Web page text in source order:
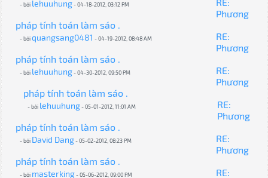
- bởi lehuuhung- 04-18-2012, 03:12 PM
RE:
Phương
pháp tính toán làm sáo .
- bởiquangsang0481 - 04-19-2012, 08:48 AM
RE:
Phương
pháp tính toán làm sáo .
- bởi lehuuhung- 04-30-2012, 09:50 PM
RE:
Phương
pháp tính toán làm sáo .
- bởi lehuuhung- 05-01-2012, 11:01 AM
RE:
Phương
pháp tính toán làm sáo .
- bởi David Dang- 05-02-2012, 08:23 PM
RE:
Phương
pháp tính toán làm sáo .
- bởi masterking- 05-06-2012, 09:00 PM
RE: